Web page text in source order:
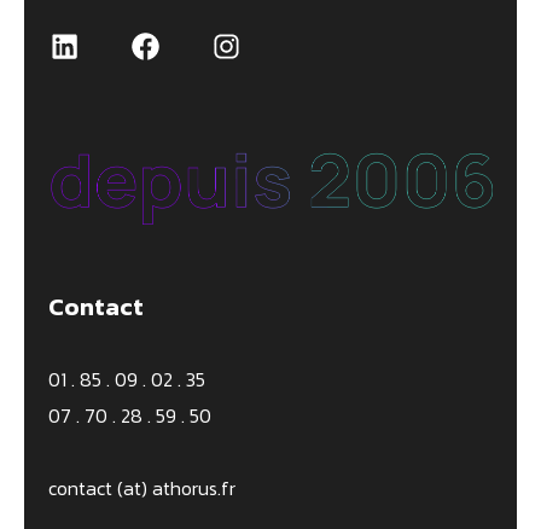
Contact
01 . 85 . 09 . 02 . 35
07 . 70 . 28 . 59 . 50
contact (at) athorus.fr